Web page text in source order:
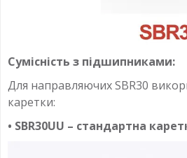
Сумісність з підшипниками:
Для направляючих SBR30
каретки:
• SBR30UU – стандартна